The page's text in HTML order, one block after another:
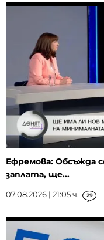
Ефремова: Обсъжда
заплата, ще...
07.08.2026 | 21:05 ч. 29